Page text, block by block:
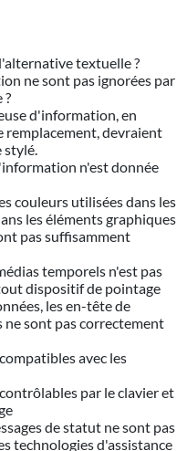
textuelle ?
ne sont pas ignorées par
?
d'information, en
remplacement, devraient
stylé.
n'est donnée
couleurs utilisées dans les
les éléments graphiques
pas suffisamment
temporels n'est pas
dispositif de pointage
les en-tête de
ne sont pas correctement
avec les
par le clavier et
de statut ne sont pas
technologies d'assistance